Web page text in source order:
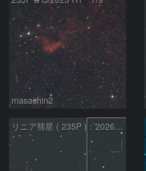
masachin2
リニア彗星 ( 235P )：2026/05/29